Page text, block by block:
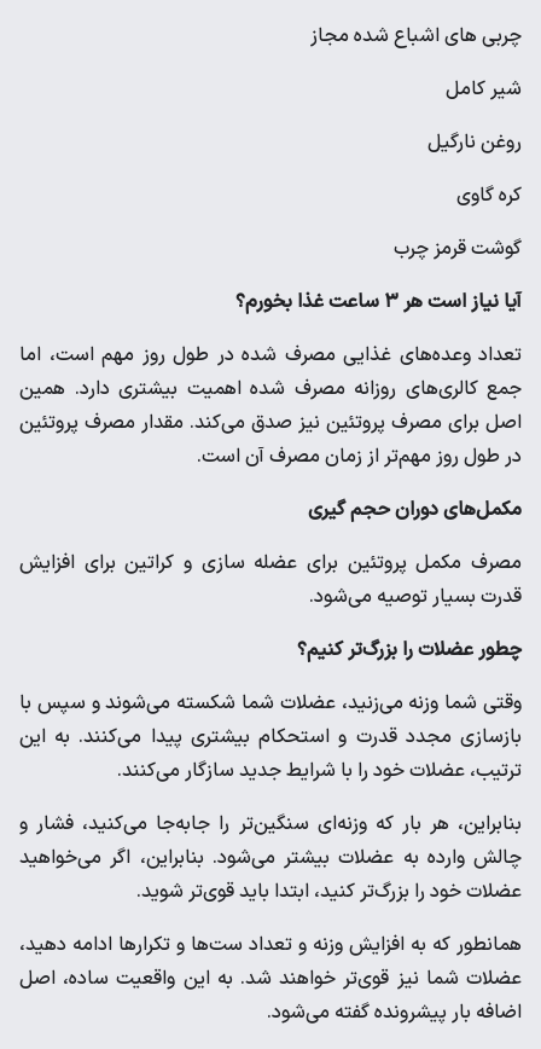
چربی های اشباع شده مجاز
شیر کامل
روغن نارگیل
کره گاوی
گوشت قرمز چرب
آیا نیاز است هر ۳ ساعت غذا بخورم؟
تعداد وعده‌های غذایی مصرف شده در طول روز مهم است، اما
جمع کالری‌های روزانه مصرف شده اهمیت بیشتری دارد. همین
اصل برای مصرف پروتئین نیز صدق می‌کند. مقدار مصرف پروتئین
در طول روز مهم‌تر از زمان مصرف آن است.
مکمل‌های دوران حجم گیری
مصرف مکمل پروتئین برای عضله سازی و کراتین برای افزایش
قدرت بسیار توصیه می‌شود.
چطور عضلات را بزرگ‌تر کنیم؟
وقتی شما وزنه می‌زنید، عضلات شما شکسته می‌شوند و سپس با
بازسازی مجدد قدرت و استحکام بیشتری پیدا می‌کنند. به این
ترتیب، عضلات خود را با شرایط جدید سازگار می‌کنند.
بنابراین، هر بار که وزنه‌ای سنگین‌تر را جابه‌جا می‌کنید، فشار و
چالش وارده به عضلات بیشتر می‌شود. بنابراین، اگر می‌خواهید
عضلات خود را بزرگ‌تر کنید، ابتدا باید قوی‌تر شوید.
همانطور که به افزایش وزنه و تعداد ست‌ها و تکرارها ادامه دهید،
عضلات شما نیز قوی‌تر خواهند شد. به این واقعیت ساده، اصل
اضافه بار پیشرونده گفته می‌شود.